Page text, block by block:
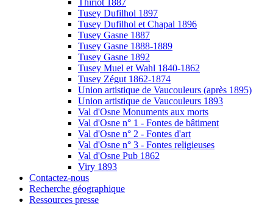
Thiriot 1887
Tusey Dufilhol 1897
Tusey Dufilhol et Chapal 1896
Tusey Gasne 1887
Tusey Gasne 1888-1889
Tusey Gasne 1892
Tusey Muel et Wahl 1840-1862
Tusey Zégut 1862-1874
Union artistique de Vaucouleurs (après 1895)
Union artistique de Vaucouleurs 1893
Val d'Osne Monuments aux morts
Val d'Osne n° 1 - Fontes de bâtiment
Val d'Osne n° 2 - Fontes d'art
Val d'Osne n° 3 - Fontes religieuses
Val d'Osne Pub 1862
Viry 1893
Contactez-nous
Recherche géographique
Ressources presse